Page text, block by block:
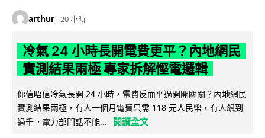
arthur 20 小時
冷氣 24 小時長開電費更平？內地網民
實測結果兩極 專家拆解慳電邏輯
你信唔信冷氣長開 24 小時，電費反而平過開開關關？內地網民
實測結果兩極，有人一個月電費只需 118 元人民幣，有人飆到
過千。電力部門話不能...
閱讀全文